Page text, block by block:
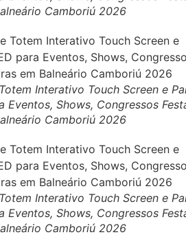
Camboriú 2026
Interativo Touch Screen e
Eventos, Shows, Congressos
Camboriú 2026
Interativo Touch Screen e
Eventos, Shows, Congressos
Camboriú 2026